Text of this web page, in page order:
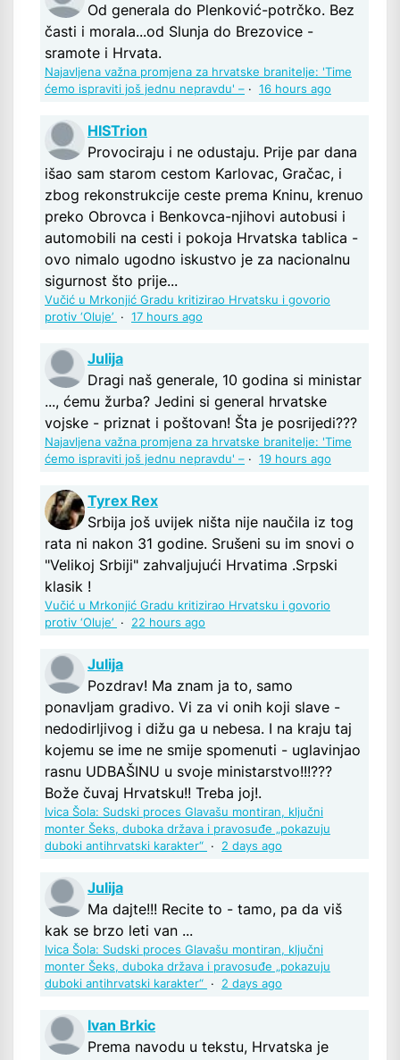
Od generala do Plenković-potrčko. Bez
časti i morala...od Slunja do Brezovice -
sramote i Hrvata.
Najavljena važna promjena za hrvatske branitelje: 'Time
ćemo ispraviti još jednu nepravdu' – · 16 hours ago
HISTrion
Provociraju i ne odustaju. Prije par dana
išao sam starom cestom Karlovac, Gračac, i
zbog rekonstrukcije ceste prema Kninu, krenuo
preko Obrovca i Benkovca-njihovi autobusi i
automobili na cesti i pokoja Hrvatska tablica -
ovo nimalo ugodno iskustvo je za nacionalnu
sigurnost što prije...
Vučić u Mrkonjić Gradu kritizirao Hrvatsku i govorio
protiv ‘Oluje’ · 17 hours ago
Julija
Dragi naš generale, 10 godina si ministar
..., ćemu žurba? Jedini si general hrvatske
vojske - priznat i poštovan! Šta je posrijedi???
Najavljena važna promjena za hrvatske branitelje: 'Time
ćemo ispraviti još jednu nepravdu' – · 19 hours ago
Tyrex Rex
Srbija još uvijek ništa nije naučila iz tog
rata ni nakon 31 godine. Srušeni su im snovi o
"Velikoj Srbiji" zahvaljujući Hrvatima .Srpski
klasik !
Vučić u Mrkonjić Gradu kritizirao Hrvatsku i govorio
protiv ‘Oluje’ · 22 hours ago
Julija
Pozdrav! Ma znam ja to, samo
ponavljam gradivo. Vi za vi onih koji slave -
nedodirljivog i dižu ga u nebesa. I na kraju taj
kojemu se ime ne smije spomenuti - uglavinjao
rasnu UDBAŠINU u svoje ministarstvo!!!???
Bože čuvaj Hrvatsku!! Treba joj!.
Ivica Šola: Sudski proces Glavašu montiran, ključni
monter Šeks, duboka država i pravosuđe „pokazuju
duboki antihrvatski karakter“ · 2 days ago
Julija
Ma dajte!!! Recite to - tamo, pa da viš
kak se brzo leti van ...
Ivica Šola: Sudski proces Glavašu montiran, ključni
monter Šeks, duboka država i pravosuđe „pokazuju
duboki antihrvatski karakter“ · 2 days ago
Ivan Brkic
Prema navodu u tekstu, Hrvatska je